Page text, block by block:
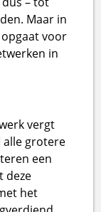
Maar in
voor
in
vergt
alle grotere
een
deze
het